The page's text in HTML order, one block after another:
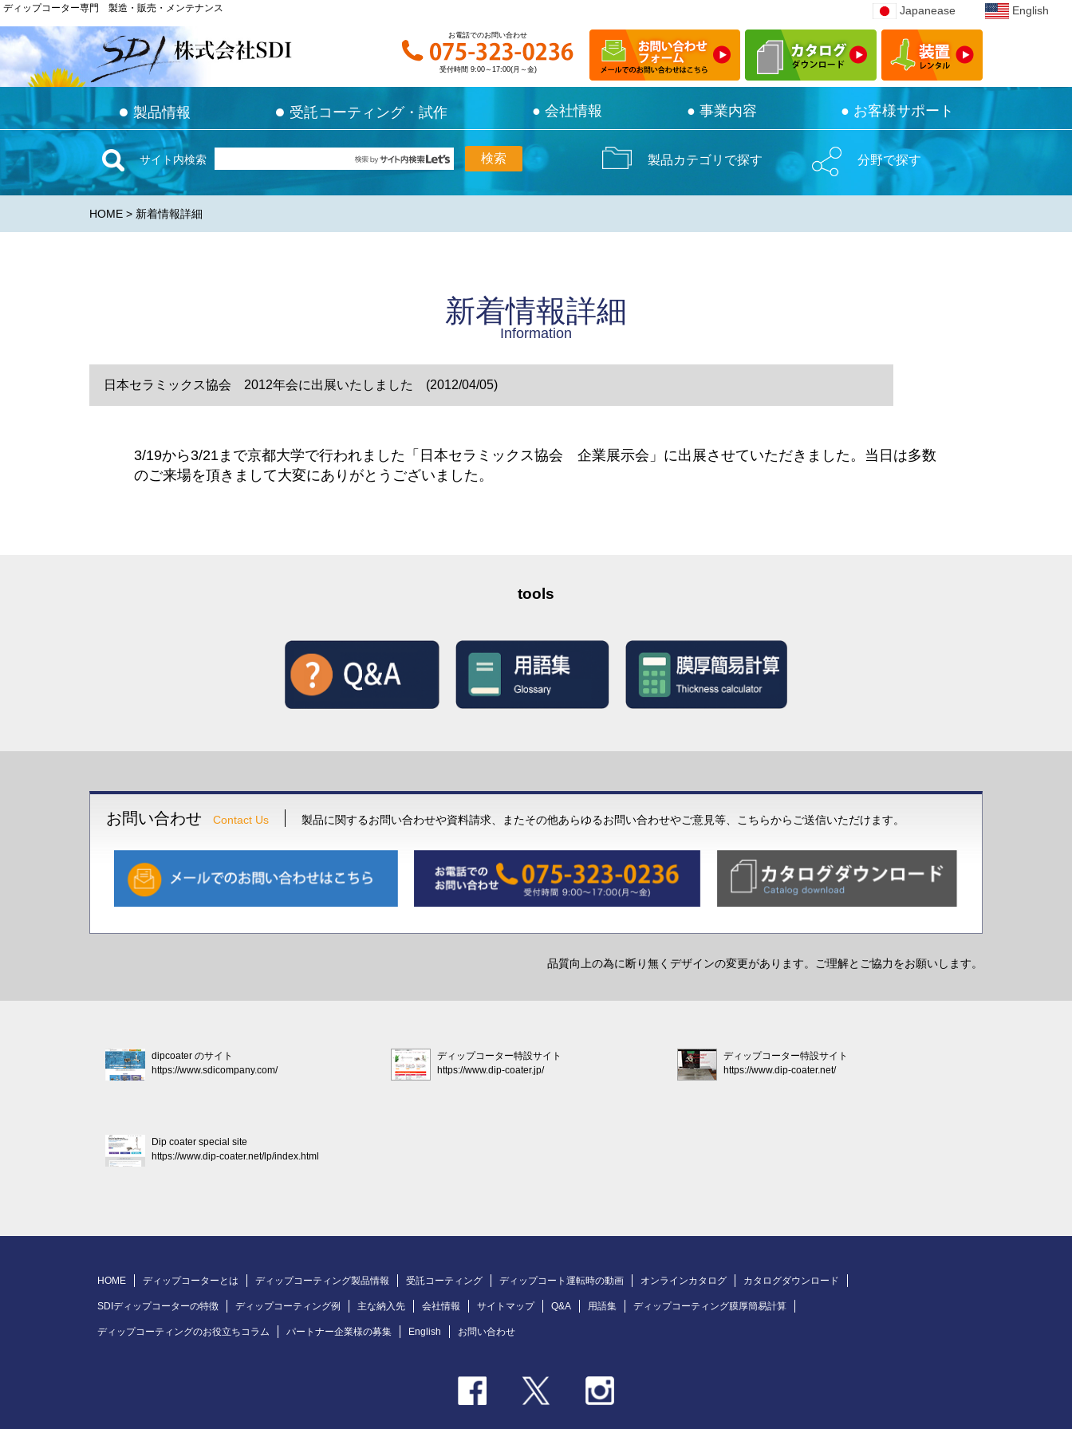
ディップコーター専門 製造・販売・メンテナンス Japanease English
お電話でのお問い合わせ
受付時間 9:00～17:00(月～金)
● 製品情報 ● 受託コーティング・試作 ● 会社情報 ● 事業内容 ● お客様サポート
ディップコーター専門 製造・販売・メンテナンス Japanease English
お電話でのお問い合わせ
受付時間 9:00～17:00(月～金)
● 製品情報 ● 受託コーティング・試作 ● 会社情報 ● 事業内容 ● お客様サポート
サイト内検索 製品カテゴリで探す 分野で探す
HOME > 新着情報詳細
新着情報詳細
Information
日本セラミックス協会 2012年会に出展いたしました (2012/04/05)
3/19から3/21まで京都大学で行われました「日本セラミックス協会 企業展示会」に出展させていただきました。当日は多数
のご来場を頂きまして大変にありがとうございました。
tools
お問い合わせ Contact Us 製品に関するお問い合わせや資料請求、またその他あらゆるお問い合わせやご意見等、こちらからご送信いただけます。
品質向上の為に断り無くデザインの変更があります。ご理解とご協力をお願いします。
dipcoater のサイト
https://www.sdicompany.com/
ディップコーター特設サイト
https://www.dip-coater.jp/
ディップコーター特設サイト
https://www.dip-coater.net/
Dip coater special site
https://www.dip-coater.net/lp/index.html
HOME ディップコーターとは ディップコーティング製品情報 受託コーティング ディップコート運転時の動画 オンラインカタログ カタログダウンロード
SDIディップコーターの特徴 ディップコーティング例 主な納入先 会社情報 サイトマップ Q&A 用語集 ディップコーティング膜厚簡易計算
ディップコーティングのお役立ちコラム パートナー企業様の募集 English お問い合わせ